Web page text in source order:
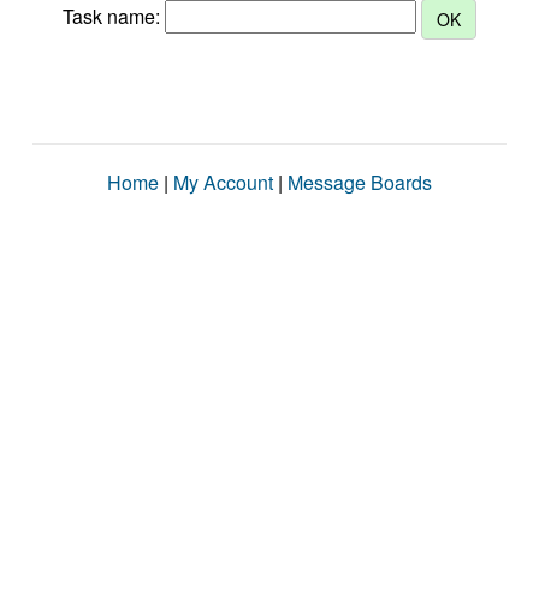
Task name:
Home | My Account | Message Boards